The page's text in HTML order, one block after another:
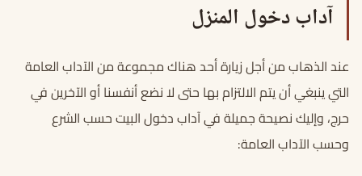
آداب دخول المنزل
عند الذهاب من أجل زيارة أحد هناك مجموعة من الآداب العامة
التي ينبغي أن يتم الالتزام بها حتى لا نضع أنفسنا أو الآخرين في
حرج، وإليك نصيحة جميلة في آداب دخول البيت حسب الشرع
وحسب الآداب العامة: